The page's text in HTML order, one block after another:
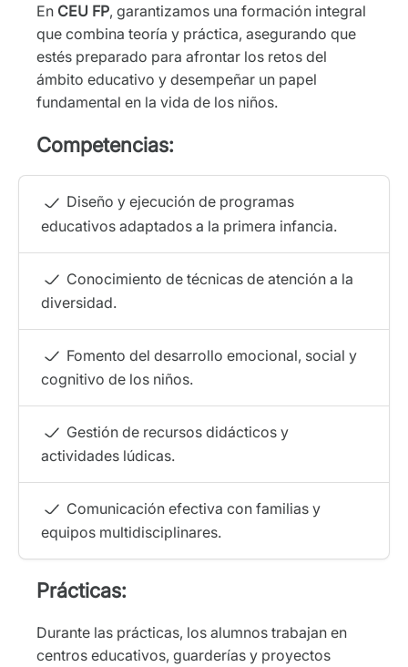
En CEU FP, garantizamos una formación integral
que combina teoría y práctica, asegurando que
estés preparado para afrontar los retos del
ámbito educativo y desempeñar un papel
fundamental en la vida de los niños.
Competencias:
Diseño y ejecución de programas
educativos adaptados a la primera infancia.
Conocimiento de técnicas de atención a la
diversidad.
Fomento del desarrollo emocional, social y
cognitivo de los niños.
Gestión de recursos didácticos y
actividades lúdicas.
Comunicación efectiva con familias y
equipos multidisciplinares.
Prácticas:
Durante las prácticas, los alumnos trabajan en
centros educativos, guarderías y proyectos